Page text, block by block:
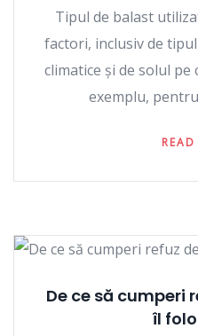
Tipul de balast
factori, inclusiv de
climatice și de solul pe
exemplu,
De ce să cumperi
îl